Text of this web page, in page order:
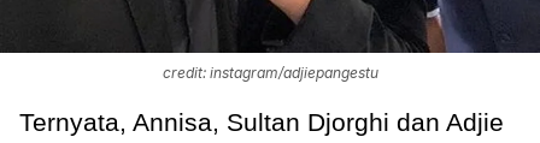
credit: instagram/adjiepangestu
Ternyata, Annisa, Sultan Djorghi dan Adjie